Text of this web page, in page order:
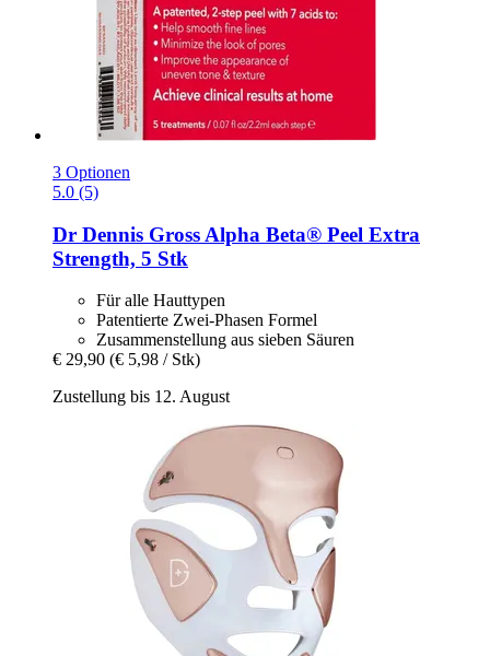
3 Optionen
5.0 (5)
Dr Dennis Gross Alpha Beta® Peel Extra
Strength, 5 Stk
Für alle Hauttypen
Patentierte Zwei-Phasen Formel
Zusammenstellung aus sieben Säuren
€ 29,90 (€ 5,98 / Stk)
Zustellung bis 12. August